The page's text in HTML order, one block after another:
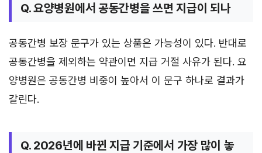
Q. 요양병원에서 공동간병을 쓰면 지급이 되나
공동간병 보장 문구가 있는 상품은 가능성이 있다. 반대로
공동간병을 제외하는 약관이면 지급 거절 사유가 된다. 요
양병원은 공동간병 비중이 높아서 이 문구 하나로 결과가
갈린다.
Q. 2026년에 바뀐 지급 기준에서 가장 많이 놓